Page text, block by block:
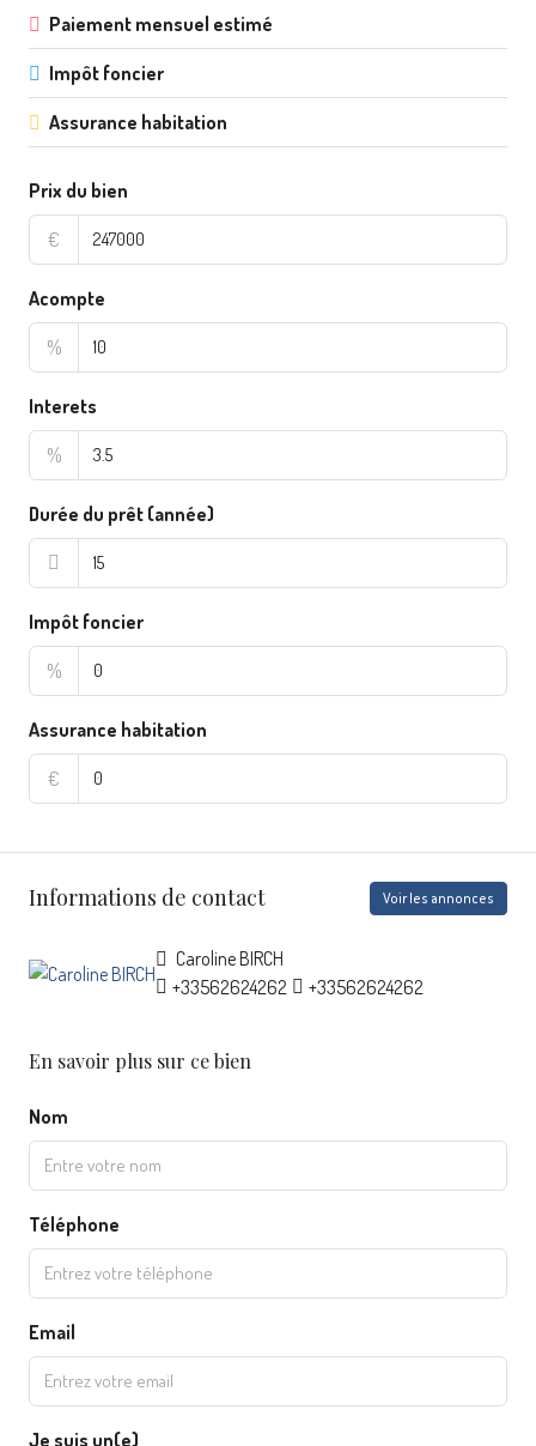
Paiement mensuel estimé
Impôt foncier
Assurance habitation
Prix du bien
€
Acompte
%
Interets
%
Durée du prêt (année)
Impôt foncier
%
Assurance habitation
€
Informations de contact Voir les annonces
Caroline BIRCH
+33562624262
+33562624262
En savoir plus sur ce bien
Nom
Téléphone
Email
Je suis un(e)